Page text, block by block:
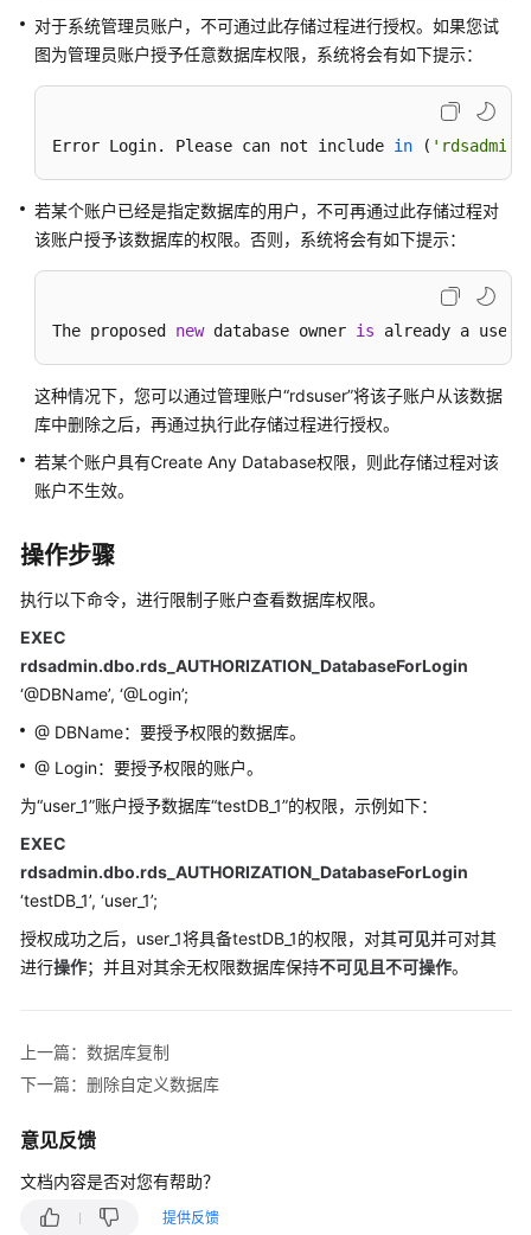
最
性
能
白
API
参
考
参
考
常
问
题
故
排
除
频
帮
助
产
品
更
文
对于系统管理员账户，不可通过此存储过程进行授权。如果您试
图为管理员账户授予任意数据库权限，系统将会有如下提示：
Error Login. Please can not include in ( 'rdsadmin'
若某个账户已经是指定数据库的用户，不可再通过此存储过程对
该账户授予该数据库的权限。否则，系统将会有如下提示：
The proposed new database owner is already a user
这种情况下，您可以通过管理账户“rdsuser”将该子账户从该数据
库中删除之后，再通过执行此存储过程进行授权。
若某个账户具有Create Any Database权限，则此存储过程对该
账户不生效。
操作步骤
执行以下命令，进行限制子账户查看数据库权限。
EXEC
rdsadmin.dbo.rds_AUTHORIZATION_DatabaseForLogin
‘@DBName’, ‘@Login’;
@ DBName：要授予权限的数据库。
@ Login：要授予权限的账户。
为“user_1”账户授予数据库“testDB_1”的权限，示例如下：
EXEC
rdsadmin.dbo.rds_AUTHORIZATION_DatabaseForLogin
‘testDB_1’, ‘user_1’;
授权成功之后，user_1将具备testDB_1的权限，对其可见并可对其
进行操作；并且对其余无权限数据库保持不可见且不可操作。
上一篇：数据库复制
下一篇：删除自定义数据库
意见反馈
文档内容是否对您有帮助？
提供反馈